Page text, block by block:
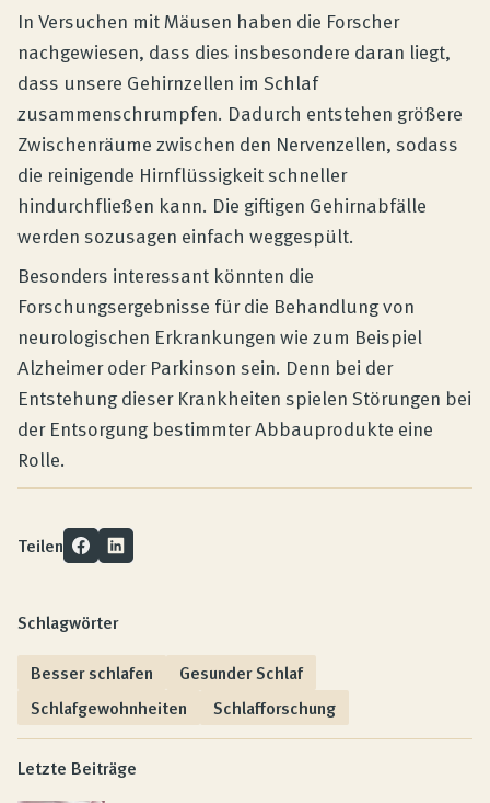
In Versuchen mit Mäusen haben die Forscher
nachgewiesen, dass dies insbesondere daran liegt,
dass unsere Gehirnzellen im Schlaf
zusammenschrumpfen. Dadurch entstehen größere
Zwischenräume zwischen den Nervenzellen, sodass
die reinigende Hirnflüssigkeit schneller
hindurchfließen kann. Die giftigen Gehirnabfälle
werden sozusagen einfach weggespült.
Besonders interessant könnten die
Forschungsergebnisse für die Behandlung von
neurologischen Erkrankungen wie zum Beispiel
Alzheimer oder Parkinson sein. Denn bei der
Entstehung dieser Krankheiten spielen Störungen bei
der Entsorgung bestimmter Abbauprodukte eine
Rolle.
Teilen
Schlagwörter
Besser schlafen
Gesunder Schlaf
Schlafgewohnheiten
Schlafforschung
Letzte Beiträge